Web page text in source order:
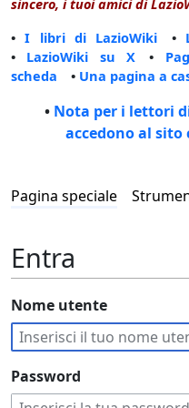
sincero, i tuoi amici di
•I libri di LazioWiki •
• LazioWiki su X •
scheda • Una pagina a
• Nota per i lettori
accedono al
Pagina speciale
Entra
Nome utente
Password